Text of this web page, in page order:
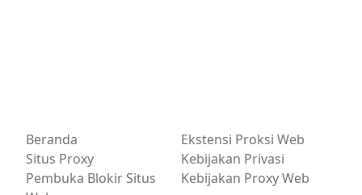
Beranda
Situs Proxy
Pembuka Blokir Situs
Ekstensi Proksi Web
Kebijakan Privasi
Kebijakan Proxy Web